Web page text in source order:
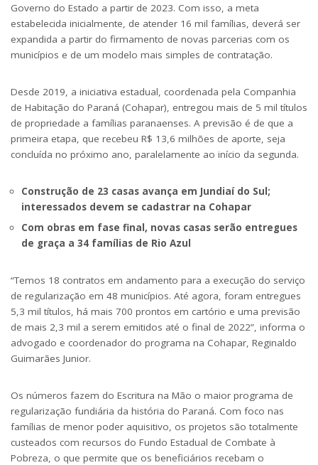
Governo do Estado a partir de 2023. Com isso, a meta
estabelecida inicialmente, de atender 16 mil famílias, deverá ser
expandida a partir do firmamento de novas parcerias com os
municípios e de um modelo mais simples de contratação.
Desde 2019, a iniciativa estadual, coordenada pela Companhia
de Habitação do Paraná (Cohapar), entregou mais de 5 mil títulos
de propriedade a famílias paranaenses. A previsão é de que a
primeira etapa, que recebeu R$ 13,6 milhões de aporte, seja
concluída no próximo ano, paralelamente ao início da segunda.
Construção de 23 casas avança em Jundiaí do Sul;
interessados devem se cadastrar na Cohapar
Com obras em fase final, novas casas serão entregues
de graça a 34 famílias de Rio Azul
“Temos 18 contratos em andamento para a execução do serviço
de regularização em 48 municípios. Até agora, foram entregues
5,3 mil títulos, há mais 700 prontos em cartório e uma previsão
de mais 2,3 mil a serem emitidos até o final de 2022”, informa o
advogado e coordenador do programa na Cohapar, Reginaldo
Guimarães Junior.
Os números fazem do Escritura na Mão o maior programa de
regularização fundiária da história do Paraná. Com foco nas
famílias de menor poder aquisitivo, os projetos são totalmente
custeados com recursos do Fundo Estadual de Combate à
Pobreza, o que permite que os beneficiários recebam o